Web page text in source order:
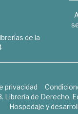
de la
privacidad
de Derecho,
Hospedaje y